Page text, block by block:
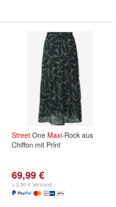
Street One Maxi-Rock aus
Chiffon mit Print
69,99 €
+ 3,90 € Versand